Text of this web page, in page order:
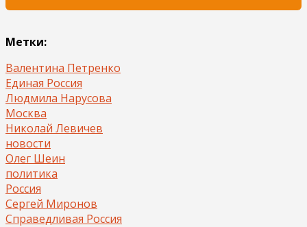
Метки:
Валентина Петренко
Единая Россия
Людмила Нарусова
Москва
Николай Левичев
новости
Олег Шеин
политика
Россия
Сергей Миронов
Справедливая Россия